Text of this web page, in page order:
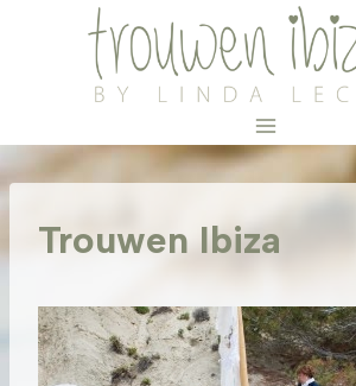
Trouwen Ibiza